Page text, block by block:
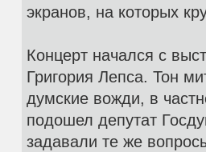
экранов, на которых
Концерт начался с
Григория Лепса. Тон
думские вожди, в
подошел депутат
задавали те же